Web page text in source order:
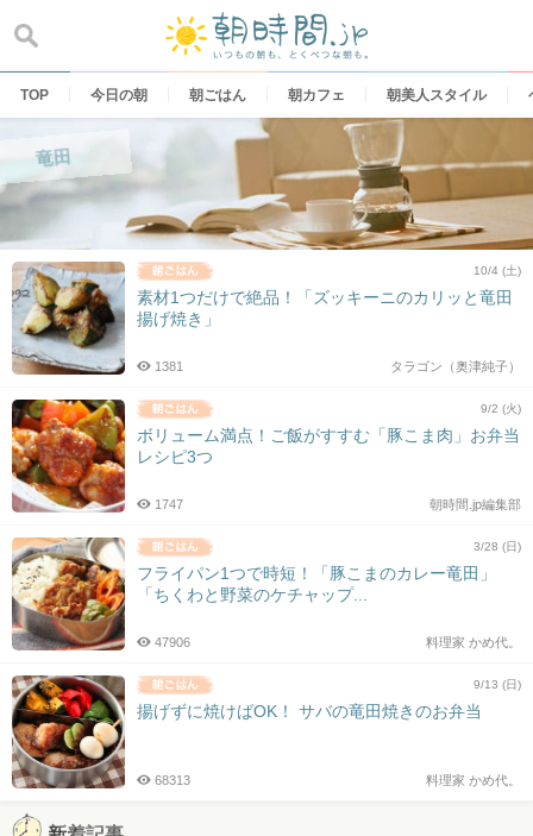
content
TOP 今日の朝 朝ごはん 朝カフェ 朝美人スタイル
竜田
10/4 (土)
素材1つだけで絶品！「ズッキーニのカリッと竜田
揚げ焼き」
タラゴン（奥津純子）
1381
9/2 (火)
ボリューム満点！ご飯がすすむ「豚こま肉」お弁当
レシピ3つ
朝時間.jp編集部
1747
3/28 (日)
フライパン1つで時短！「豚こまのカレー竜田」
「ちくわと野菜のケチャップ...
料理家 かめ代。
47906
9/13 (日)
揚げずに焼けばOK！ サバの竜田焼きのお弁当
料理家 かめ代。
68313